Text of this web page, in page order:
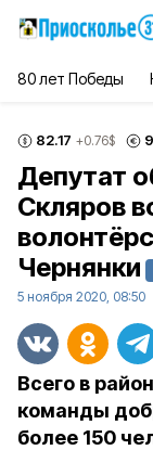
80 лет Победы
82.17 +0.76$
Депутат
Скляров
Чернянки
5 ноября 2020, 08:50
Всего в
команды
более 150